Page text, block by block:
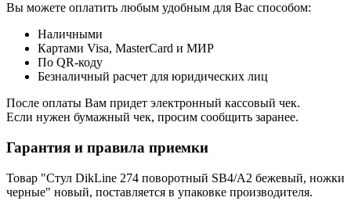
Вы можете оплатить любым удобным для Вас способом:
Наличными
Картами Visa, MasterCard и МИР
По QR-коду
Безналичный расчет для юридических лиц
После оплаты Вам придет электронный кассовый чек.
Если нужен бумажный чек, просим сообщить заранее.
Гарантия и правила приемки
Товар "Стул DikLine 274 поворотный SB4/A2 бежевый, ножки
черные" новый, поставляется в упаковке производителя.